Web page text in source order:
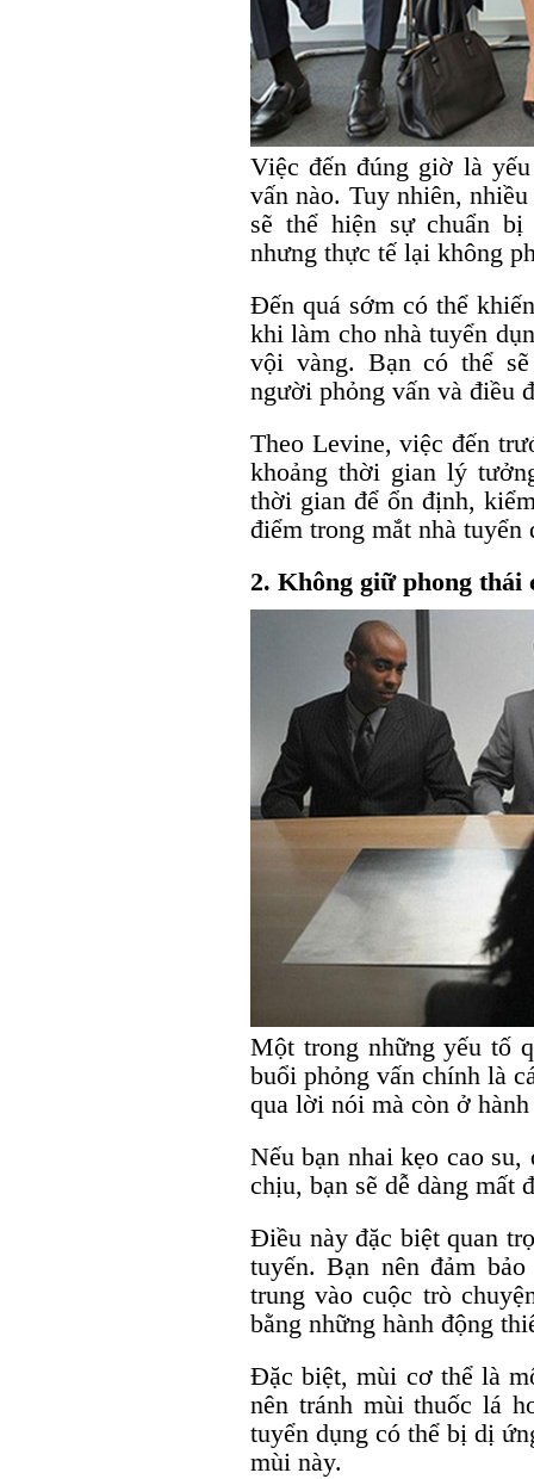
Việc đến đúng giờ là
vấn nào. Tuy nhiên,
sẽ thể hiện sự chuẩn
nhưng thực tế lại không
Đến quá sớm có thể
khi làm cho nhà tuyển
vội vàng. Bạn có thể
người phỏng vấn và điều
Theo Levine, việc đến
khoảng thời gian lý
thời gian để ổn định,
điểm trong mắt nhà
2. Không giữ phong thái
Một trong những yếu tố
buổi phỏng vấn chính là
qua lời nói mà còn ở
Nếu bạn nhai kẹo cao
chịu, bạn sẽ dễ dàng mất
Điều này đặc biệt quan
tuyến. Bạn nên đảm
trung vào cuộc trò
bằng những hành động
Đặc biệt, mùi cơ thể là
nên tránh mùi thuốc lá
tuyển dụng có thể bị dị
mùi này.